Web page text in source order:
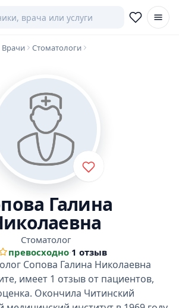
Врачи Стоматологи
Галина
Стоматолог
превосходно·1 отзыв
Сопова Галина Николаевна
имеет 1 отзыв от пациентов,
Окончила Читинский